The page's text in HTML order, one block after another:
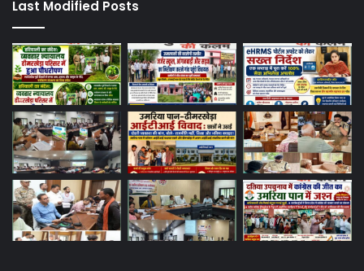
Last Modified Posts